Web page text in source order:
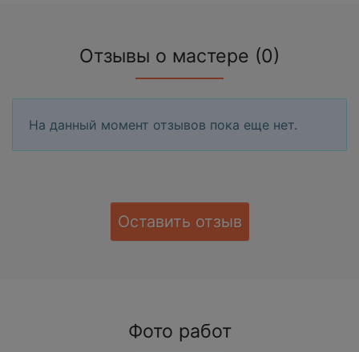
Отзывы о мастере (0)
На данный момент отзывов пока еще нет.
Оставить отзыв
Фото работ